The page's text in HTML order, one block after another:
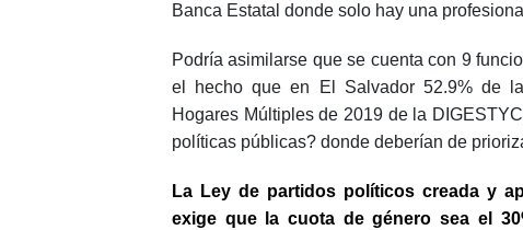
Banca Estatal donde solo hay una
Podría asimilarse que se cuenta con 9
el hecho que en El Salvador 52.9% de
Hogares Múltiples de 2019 de la
políticas públicas? donde deberían de
La Ley de partidos políticos creada y
exige que la cuota de género sea el